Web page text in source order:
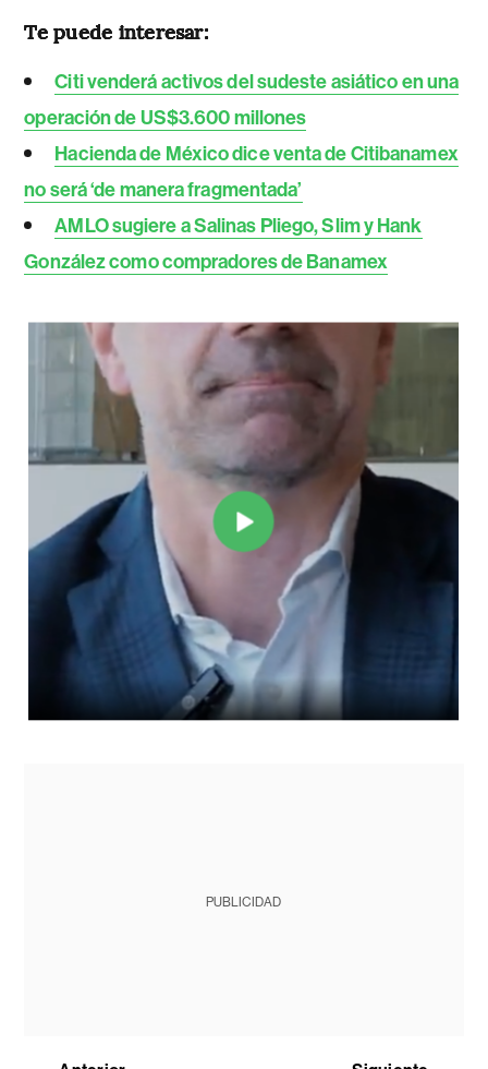
Te puede interesar:
Citi venderá activos del sudeste asiático en una
operación de US$3.600 millones
Hacienda de México dice venta de Citibanamex
no será ‘de manera fragmentada’
AMLO sugiere a Salinas Pliego, Slim y Hank
González como compradores de Banamex
PUBLICIDAD